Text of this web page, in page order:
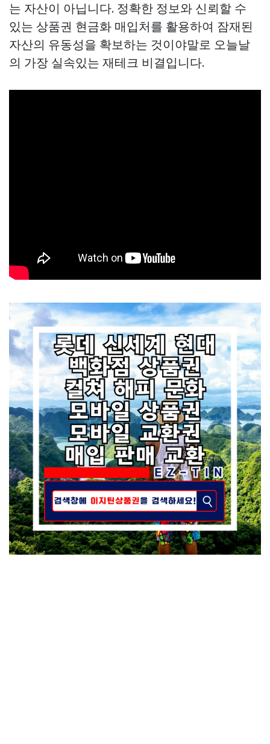
는 자산이 아닙니다. 정확한 정보와 신뢰할 수
있는 상품권 현금화 매입처를 활용하여 잠재된
자산의 유동성을 확보하는 것이야말로 오늘날
의 가장 실속있는 재테크 비결입니다.